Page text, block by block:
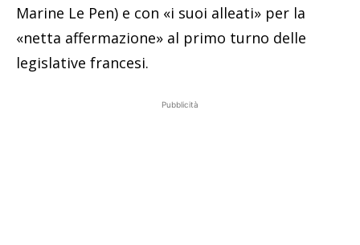
Marine Le Pen) e con «i suoi alleati» per la
«netta affermazione» al primo turno delle
legislative francesi.
Pubblicità